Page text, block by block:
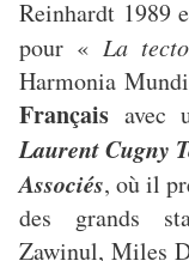
Reinhardt 1989
pour «La
Harmonia
Français avec
Laurent Cugny
Associés, où il
des grands
Zawinul, Miles